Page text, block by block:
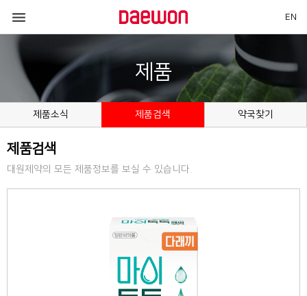
 EN
제품
제품소식 제품검색 약국찾기
제품검색
대원제약의 모든 제품정보를 보실 수 있습니다.